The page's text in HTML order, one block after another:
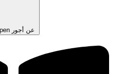
Open عن أجور